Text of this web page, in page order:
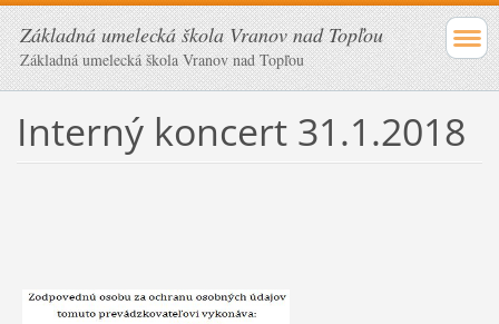
Základná umelecká škola Vranov nad Topľou
Základná umelecká škola Vranov nad Topľou
Interný koncert 31.1.2018